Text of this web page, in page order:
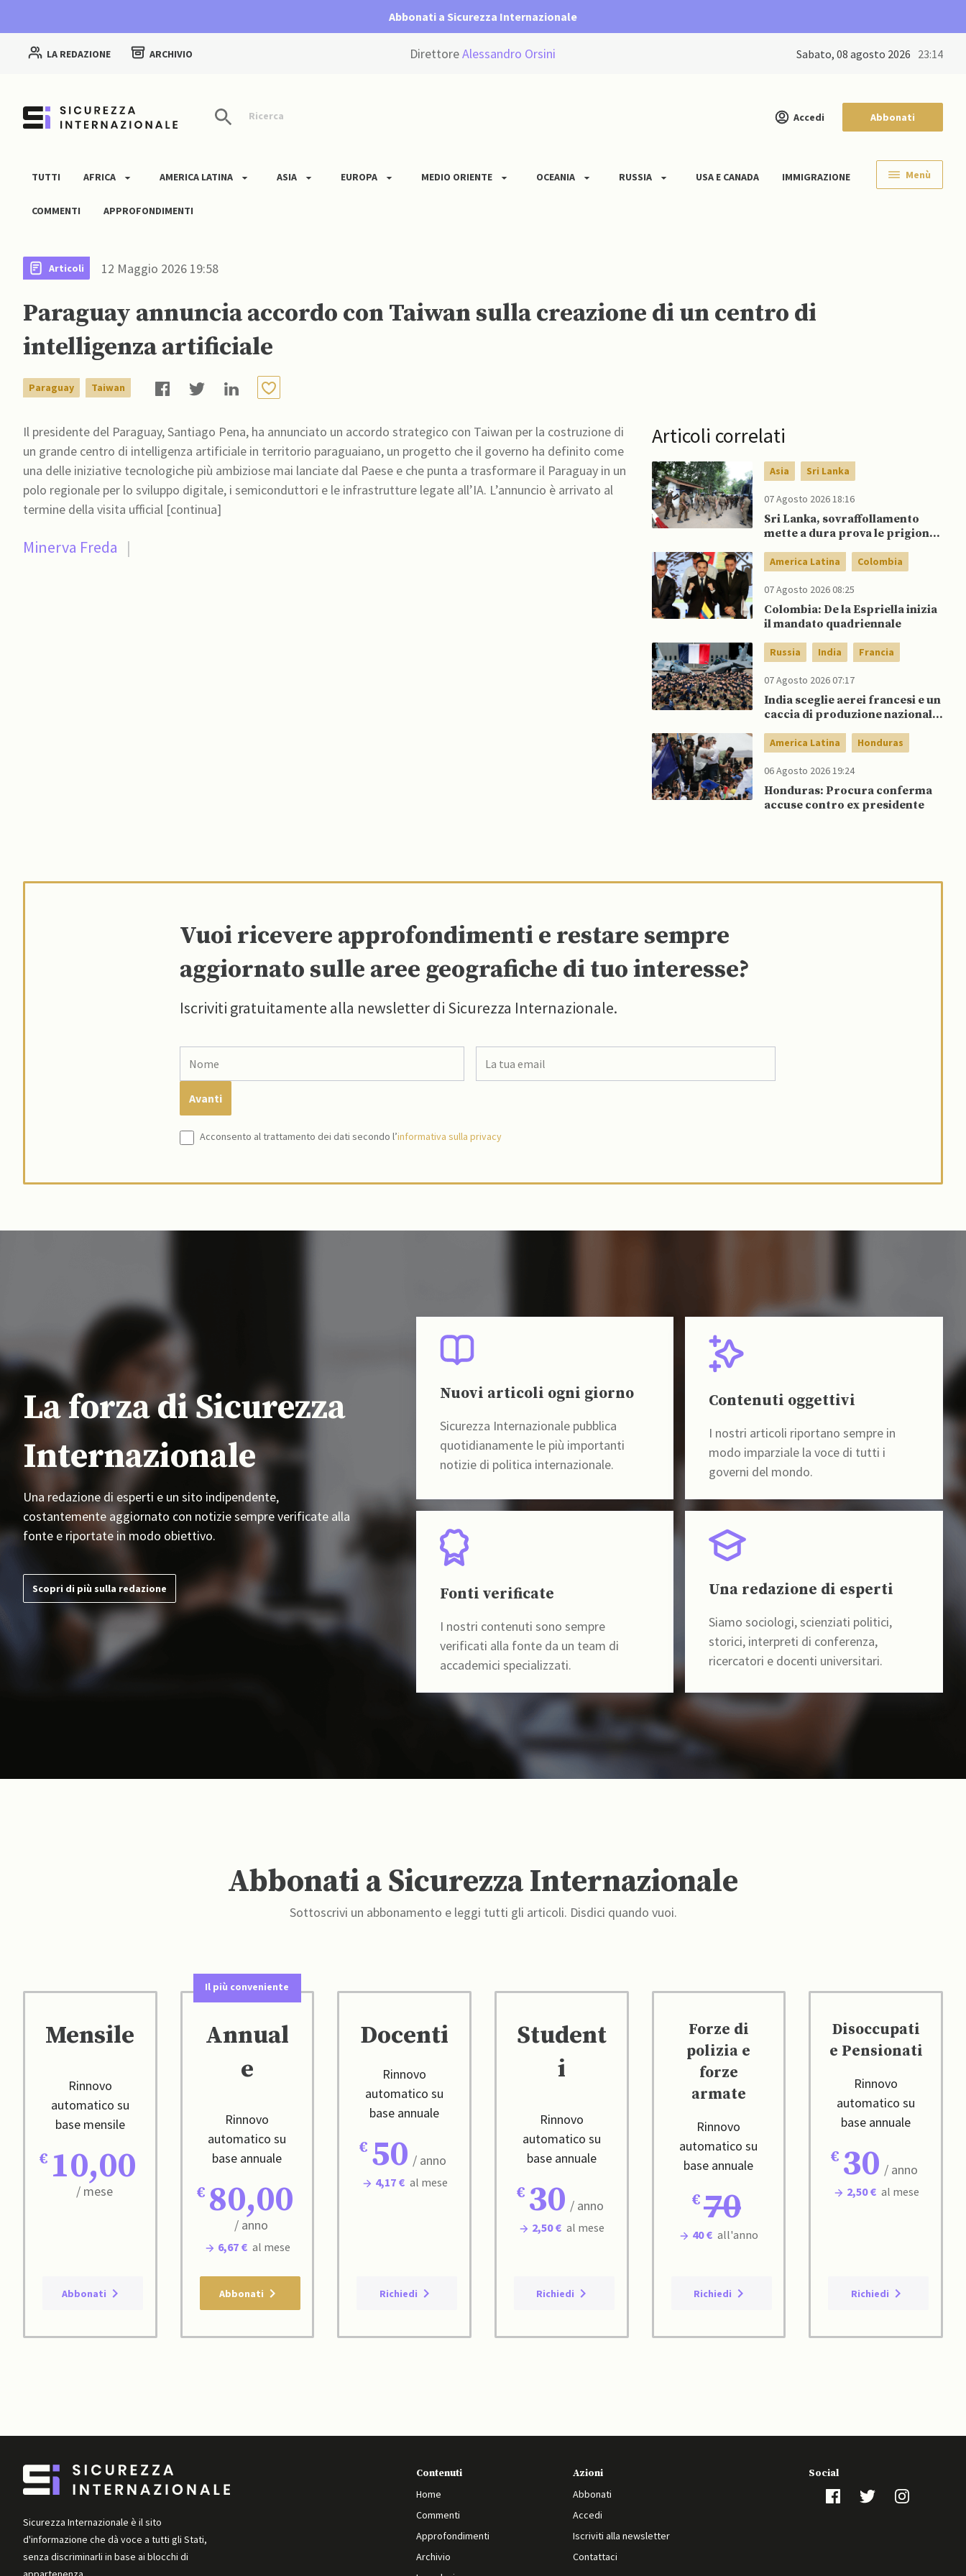
Abbonati a Sicurezza Internazionale
LA REDAZIONE ARCHIVIO DirettoreAlessandro Orsini sabato, 08 agosto 2026 23:14
Ricerca Accedi Abbonati
TUTTI AFRICA AMERICA LATINA ASIA EUROPA MEDIO ORIENTE OCEANIA RUSSIA USA E CANADA IMMIGRAZIONE
COMMENTI APPROFONDIMENTI
Menù
Articoli 12 Maggio 2026 19:58
Paraguay annuncia accordo con Taiwan sulla creazione di un centro di
intelligenza artificiale
Paraguay Taiwan
Il presidente del Paraguay, Santiago Pena, ha annunciato un accordo strategico con Taiwan per la costruzione di
un grande centro di intelligenza artificiale in territorio paraguaiano, un progetto che il governo ha definito come
una delle iniziative tecnologiche più ambiziose mai lanciate dal Paese e che punta a trasformare il Paraguay in un
polo regionale per lo sviluppo digitale, i semiconduttori e le infrastrutture legate all’IA. L’annuncio è arrivato al
termine della visita ufficial [continua]
Minerva Freda |
Articoli correlati
Asia Sri Lanka
07 Agosto 2026 18:16
Sri Lanka, sovraffollamento
mette a dura prova le prigioni
morti e 23 feriti
America Latina Colombia
07 Agosto 2026 08:25
Colombia: De la Espriella inizia
il mandato quadriennale
Russia India Francia
07 Agosto 2026 07:17
India sceglie aerei francesi e un
caccia di produzione nazionale,
parte di Putin
America Latina Honduras
06 Agosto 2026 19:24
Honduras: Procura conferma
accuse contro ex presidente
Vuoi ricevere approfondimenti e restare sempre
aggiornato sulle aree geografiche di tuo interesse?
Iscriviti gratuitamente alla newsletter di Sicurezza Internazionale.
Acconsento al trattamento dei dati secondo l’informativa sulla privacy
La forza di Sicurezza
Internazionale
Una redazione di esperti e un sito indipendente,
costantemente aggiornato con notizie sempre verificate alla
fonte e riportate in modo obiettivo.
Scopri di più sulla redazione
Nuovi articoli ogni giorno
Sicurezza Internazionale pubblica
quotidianamente le più importanti
notizie di politica internazionale.
Contenuti oggettivi
I nostri articoli riportano sempre in
modo imparziale la voce di tutti i
governi del mondo.
Fonti verificate
I nostri contenuti sono sempre
verificati alla fonte da un team di
accademici specializzati.
Una redazione di esperti
Siamo sociologi, scienziati politici,
storici, interpreti di conferenza,
ricercatori e docenti universitari.
Abbonati a Sicurezza Internazionale
Sottoscrivi un abbonamento e leggi tutti gli articoli. Disdici quando vuoi.
Mensile
Rinnovo
automatico su
base mensile
10,00
/ mese
Abbonati
Il più conveniente
Annual
e
Rinnovo
automatico su
base annuale
80,00
/ anno
6,67 € al mese
Abbonati
Docenti
Rinnovo
automatico su
base annuale
50 / anno
4,17 € al mese
Richiedi
Student
i
Rinnovo
automatico su
base annuale
30 / anno
2,50 € al mese
Richiedi
Forze di
polizia e
forze
armate
Rinnovo
automatico su
base annuale
70
40 € all'anno
Richiedi
Disoccupati
e Pensionati
Rinnovo
automatico su
base annuale
30 / anno
2,50 € al mese
Richiedi
Sicurezza Internazionale è il sito
d'informazione che dà voce a tutti gli Stati,
senza discriminarli in base ai blocchi di
Contenuti
Home
Commenti
Approfondimenti
Archivio
Azioni
Abbonati
Accedi
Iscriviti alla newsletter
Contattaci
Social